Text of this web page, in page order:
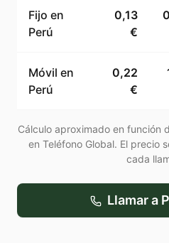
Fijo en
Perú
0,13
€
Móvil en
Perú
0,22
€
Cálculo aproximado en función
en Teléfono Global. El precio
cada
Llamar a